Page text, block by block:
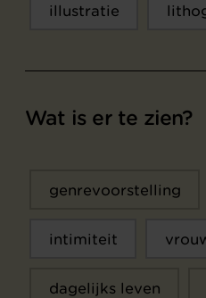
illustratie
Wat is er te zien?
genrevoorstelling
intimiteit
dagelijks leven